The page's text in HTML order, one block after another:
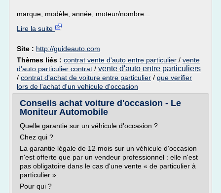
marque, modèle, année, moteur/nombre...
Lire la suite
Site : http://guideauto.com
Thèmes liés : contrat vente d'auto entre particulier / vente
d'auto particulier contrat / vente d'auto entre particuliers
/ contrat d'achat de voiture entre particulier / que verifier
lors de l'achat d'un vehicule d'occasion
Conseils achat voiture d'occasion - Le
Moniteur Automobile
Quelle garantie sur un véhicule d'occasion ?
Chez qui ?
La garantie légale de 12 mois sur un véhicule d'occasion
n'est offerte que par un vendeur professionnel : elle n'est
pas obligatoire dans le cas d'une vente « de particulier à
particulier ».
Pour qui ?